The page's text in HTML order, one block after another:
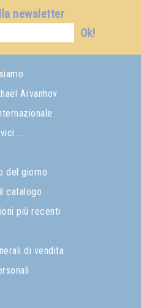
newsletter
Ok!
Aïvanhov
...
del giorno
catalogo
più recenti
di vendita